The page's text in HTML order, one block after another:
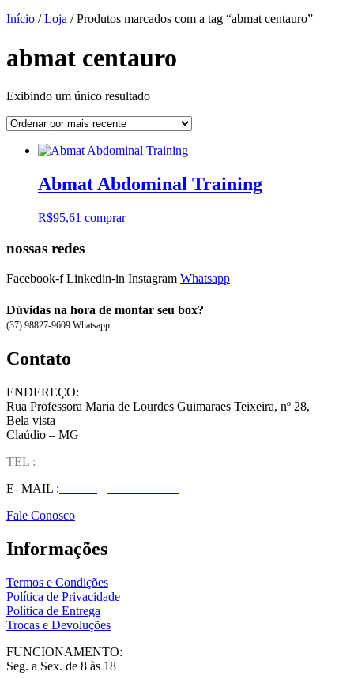
Início /Loja / Produtos marcados com a tag “abmat centauro”
abmat centauro
Exibindo um único resultado
Abmat Abdominal Training
R$95,61 comprar
nossas redes
Facebook-f Linkedin-in Instagram Whatsapp
Dúvidas na hora de montar seu box?
(37) 98827-9609 Whatsapp
Contato
ENDEREÇO:
Rua Professora Maria de Lourdes Guimaraes Teixeira, nº 28,
Bela vista
Claúdio – MG
TEL :
E- MAIL :
Fale Conosco
Informações
Termos e Condições
Política de Privacidade
Política de Entrega
Trocas e Devoluções
FUNCIONAMENTO:
Seg. a Sex. de 8 às 18